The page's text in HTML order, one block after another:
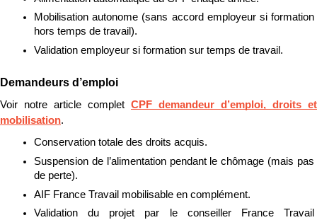
Mobilisation autonome (sans accord employeur si formation
hors temps de travail).
Validation employeur si formation sur temps de travail.
Demandeurs d’emploi
Voir notre article complet CPF demandeur d’emploi, droits et
mobilisation.
Conservation totale des droits acquis.
Suspension de l’alimentation pendant le chômage (mais pas
de perte).
AIF France Travail mobilisable en complément.
Validation du projet par le conseiller France Travail